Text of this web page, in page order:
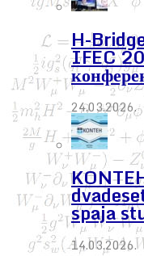
H-
IFEC
24.03.2026.
spaja
14.03.2026.